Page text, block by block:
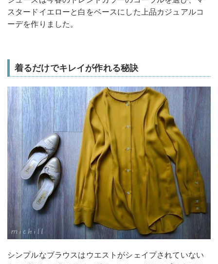
スタードイエローと白をベースにした上品カジュアルコ
ーデを作りました。
着るだけでキレイが作れる秘訣
シンプルなブラウスはウエストがシェイプされていない